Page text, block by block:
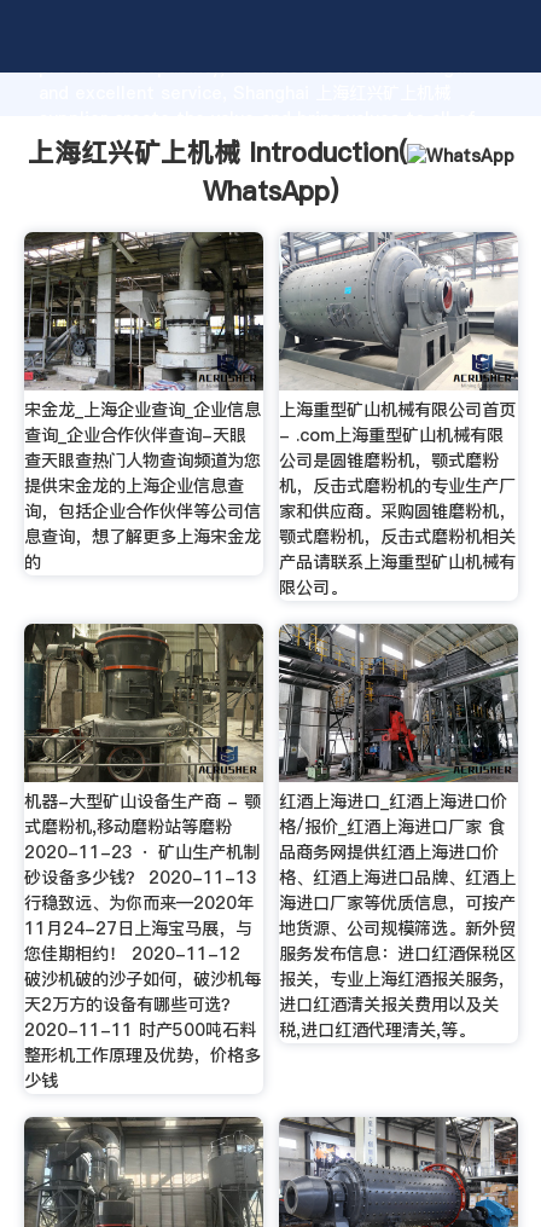
production capability, advanced research strength
customers.
上海红兴矿上机械 Introduction(
WhatsApp)
宋金龙_上海企业查询_企业信息
查询_企业合作伙伴查询-天眼
查天眼查热门人物查询频道为您
提供宋金龙的上海企业信息查
询，包括企业合作伙伴等公司信
息查询，想了解更多上海宋金龙
的
上海重型矿山机械有限公司首页
- .com上海重型矿山机械有限
公司是圆锥磨粉机，颚式磨粉
机，反击式磨粉机的专业生产厂
家和供应商。采购圆锥磨粉机，
颚式磨粉机，反击式磨粉机相关
产品请联系上海重型矿山机械有
限公司。
机器-大型矿山设备生产商 - 颚
式磨粉机,移动磨粉站等磨粉
2020-11-23 · 矿山生产机制
砂设备多少钱？ 2020-11-13
行稳致远、为你而来—2020年
11月24-27日上海宝马展，与
您佳期相约！ 2020-11-12
破沙机破的沙子如何，破沙机每
天2万方的设备有哪些可选？
2020-11-11 时产500吨石料
整形机工作原理及优势，价格多
少钱
红酒上海进口_红酒上海进口价
格/报价_红酒上海进口厂家 食
品商务网提供红酒上海进口价
格、红酒上海进口品牌、红酒上
海进口厂家等优质信息，可按产
地货源、公司规模筛选。新外贸
服务发布信息：进口红酒保税区
报关，专业上海红酒报关服务,
进口红酒清关报关费用以及关
税,进口红酒代理清关,等。